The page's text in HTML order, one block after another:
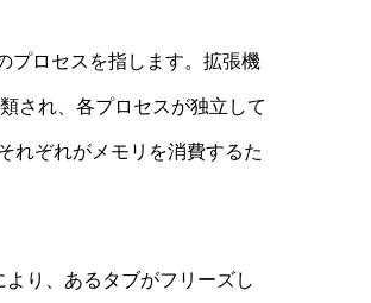
プロセスを指します。拡張機
され、各プロセスが独立して
れぞれがメモリを消費するた
り、あるタブがフリーズし